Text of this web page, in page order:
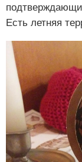
Есть летняя